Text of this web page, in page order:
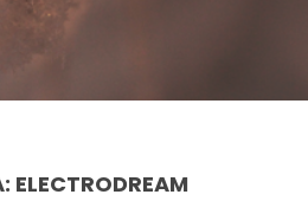
ELECTRODREAM